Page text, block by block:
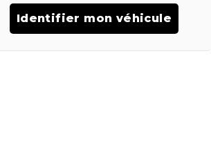
Identifier mon véhicule